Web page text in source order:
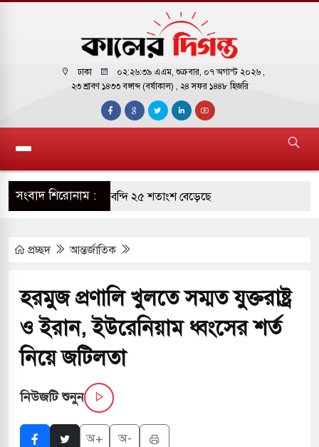
ঢাকা ০২:২৬:৪০ এএম, শুক্রবার, ০৭ অগাস্ট ২০২৬ ,
২৩ শ্রাবণ ১৪৩৩ বঙ্গাব্দ (বর্ষাকাল) , ২৪ সফর ১৪৪৮ হিজরি
সংবাদ শিরোনাম :
দক্ষিণ কোরিয়ার বন্দি ২৫ শতাংশ বেড়েছে
জুমার বয়ান ও নামাজ পড়াবেন দেওবন্দের
ছাড়লেন জনপ্রিয় ভারতীয় সাংবাদিক ময়ূখ রঞ্জন
অ্যারেস্ট আবেদন, বরগুনার এসআইয়ের বিরুদ্ধে
প্রচ্ছদ আন্তর্জাতিক
হরমুজ প্রণালি খুলতে সম্মত যুক্তরাষ্ট্র
ও ইরান, ইউরেনিয়াম ধ্বংসের শর্ত
নিয়ে জটিলতা
নিউজটি শুনুন
অ+ অ-